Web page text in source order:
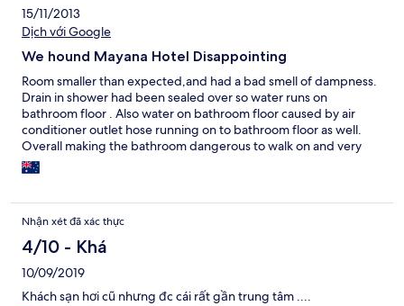
15/11/2013
Dịch với Google
We hound Mayana Hotel Disappointing
Room smaller than expected,and had a bad smell of dampness.
Drain in shower had been sealed over so water runs on
bathroom floor . Also water on bathroom floor caused by air
conditioner outlet hose running on to bathroom floor as well.
Overall making the bathroom dangerous to walk on and very
smelly. Buffet breakfast not up to expectations. We had cold
showers during day.
Nhận xét đã xác thực
4/10 - Khá
10/09/2019
Khách sạn hơi cũ nhưng đc cái rất gần trung tâm ....